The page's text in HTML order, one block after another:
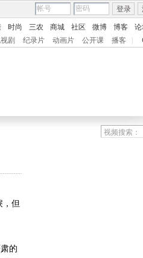
登录
时尚 三农 商城 社区 微博 博客
剧 纪录片 动画片 公开课 播客
，但
的